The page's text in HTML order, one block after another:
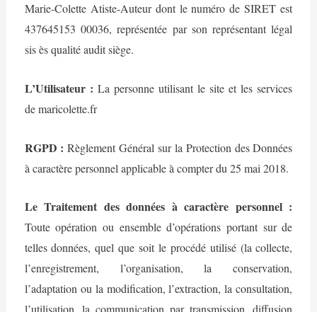
Marie-Colette Atiste-Auteur dont le numéro de SIRET est
437645153 00036, représentée par son représentant légal
sis ès qualité audit siège.
L’Utilisateur : La personne utilisant le site et les services
de maricolette.fr
RGPD :Règlement Général sur la Protection des Données
à caractère personnel applicable à compter du 25 mai 2018.
Le Traitement des données à caractère personnel :
Toute opération ou ensemble d’opérations portant sur de
telles données, quel que soit le procédé utilisé (la collecte,
l’enregistrement, l’organisation, la conservation,
l’adaptation ou la modification, l’extraction, la consultation,
l’utilisation, la communication par transmission, diffusion